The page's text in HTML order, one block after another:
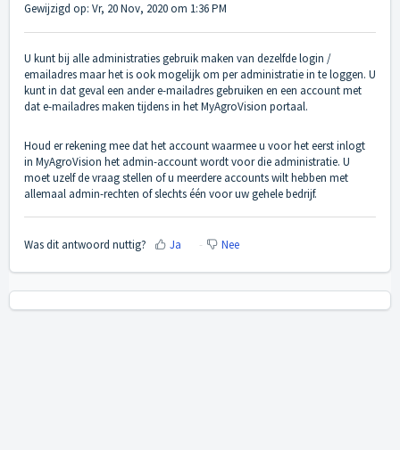
Gewijzigd op: Vr, 20 Nov, 2020 om 1:36 PM
U kunt bij alle administraties gebruik maken van dezelfde login /
emailadres maar het is ook mogelijk om per administratie in te loggen. U
kunt in dat geval een ander e-mailadres gebruiken en een account met
dat e-mailadres maken tijdens in het MyAgroVision portaal.
Houd er rekening mee dat het account waarmee u voor het eerst inlogt
in MyAgroVision het admin-account wordt voor die administratie. U
moet uzelf de vraag stellen of u meerdere accounts wilt hebben met
allemaal admin-rechten of slechts één voor uw gehele bedrijf.
Was dit antwoord nuttig? Ja Nee